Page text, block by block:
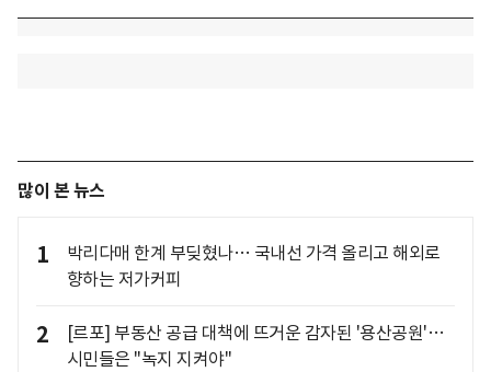
많이 본 뉴스
1
박리다매 한계 부딪혔나… 국내선 가격 올리고 해외로
향하는 저가커피
2
[르포] 부동산 공급 대책에 뜨거운 감자된 '용산공원'…
시민들은 "녹지 지켜야"